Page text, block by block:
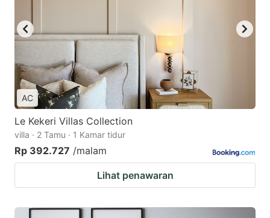
AC
Le Kekeri Villas Collection
villa · 2 Tamu · 1 Kamar tidur
Rp 392.727 /malam
Lihat penawaran